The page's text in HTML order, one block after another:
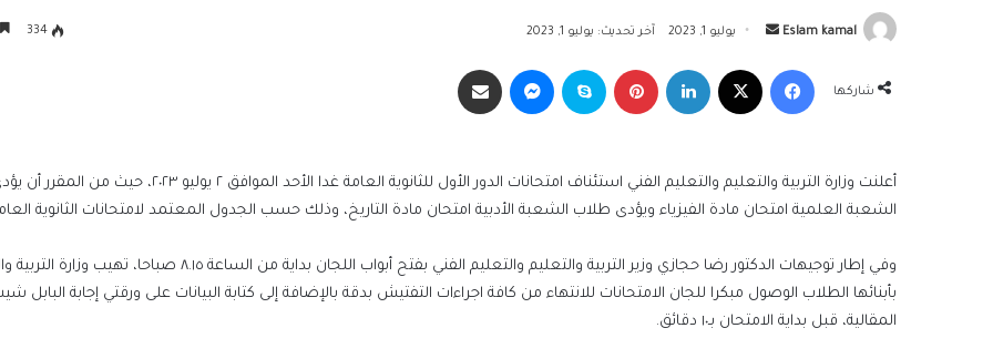
Eslam kamal
أرسل
إلكترونيا
يوليو 1, 2023 آخر تحديث: يوليو 1, 2023 334
شاركها
فيسبوك لينكدإن بينتيريست سكايب ماسنجر
أعلنت وزارة التربية والتعليم والتعليم الفني استئناف امتحانات الدور الأول للثانوية العامة غدا الأحد
الشعبة العلمية امتحان مادة الفيزياء ويؤدى طلاب الشعبة الأدبية امتحان مادة التاريخ، وذلك حسب الجدول المعتمد لامتحانات الثانوية
وفي إطار توجيهات الدكتور رضا حجازي وزير التربية والتعليم والتعليم الفني بفتح أبواب اللجان بداية من الساعة ٨.١٥
بأبنائها الطلاب الوصول مبكرا للجان الامتحانات للانتهاء من كافة اجراءات التفتيش بدقة بالإضافة إلى كتابة البيانات على ورقتي إجابة البابل
المقالية، قبل بداية الامتحان بـ١٠ دقائق.
جمهورية اليونان
الملايين في استقبال صلاح في المطار عقب
تركيا للانضمام لنادي طرابزون